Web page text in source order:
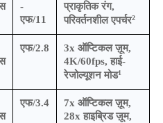
-
एफ/11
प्राकृतिक रंग,
परिवर्तनशील एपर्चर2
एफ/2.8
3x ऑप्टिकल ज़ूम,
4K/60fps, हाई-
रेजोल्यूशन मोड1
एफ/3.4
7x ऑप्टिकल ज़ूम,
28x हाइब्रिड ज़ूम,